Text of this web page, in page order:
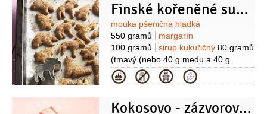
vál)
Na náplň: ořechy150 gramů
(hrubě mleté (vlašské nebo
lískové))
cukr 120 gramů
1 kus
sůl 1 špetka
Finské kořeněné sušenky
Suroviny
mouka pšeničná hladká
550 gramů
margarín
100 gramů
sirup kukuřičný 80 gramů
(tmavý (nebo 40 g medu a 40 g
melasy))
cukr20 gramů
1 kus
jedlá soda
(nastrouhaná)
skořice1 lžička
Kategorie
Kokosovo - zázvorové placičky